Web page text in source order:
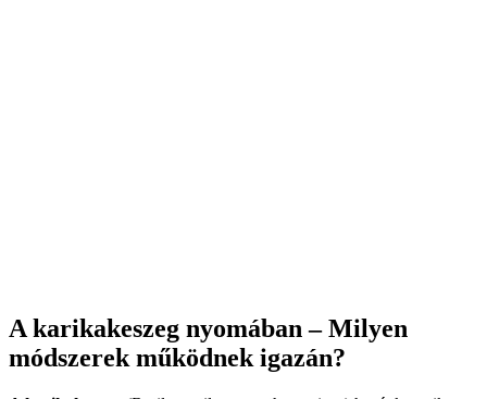
A karikakeszeg nyomában – Milyen
módszerek működnek igazán?